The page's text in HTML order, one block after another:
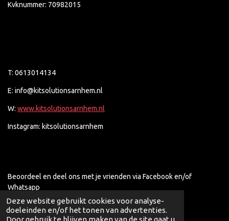
Deze website gebruikt cookies voor analyse-
doeleinden en/of het tonen van advertenties.
Door gebruik te blijven maken van de site gaat u
Kvknummer: 70982015
T: 0613014134
E: info@kitsolutionsarnhem.nl
W: www.kitsolutionsarnhem.nl
Instagram: kitsolutionsarnhem
Beoordeel en deel ons met je vrienden via Facebook en/of
Whatsapp